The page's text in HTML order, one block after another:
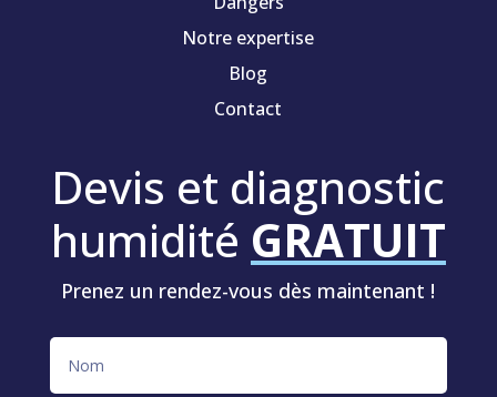
Notre expertise
Blog
Contact
Devis et diagnostic
humidité GRATUIT
Prenez un rendez-vous dès maintenant !